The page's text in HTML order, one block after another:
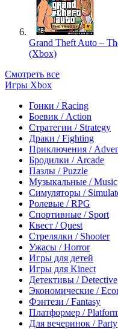
Grand Theft Auto –
(Xbox)
Смотреть все
Игры Xbox
Гонки / Racing
Боевик / Action
Стратегии / Strategy
Драки / Fighting
Приключения /
Бродилки / Arcade
Пазлы / Puzzle
Музыкальные / Music
Симуляторы /
Ролевые / RPG
Спортивные / Sport
Квест / Quest
Стрелялки / Shooter
Ужасы / Horror
Игры для детей
Игры для Kinect
Детективы / Detective
Экономические /
Фэнтези / Fantasy
Платформер /
Для вечеринок / Party